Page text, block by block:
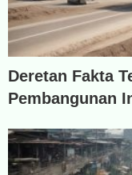
Deretan Fakta
Pembangunan